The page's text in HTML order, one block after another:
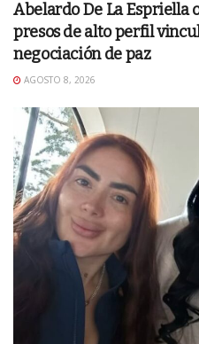
Abelardo De La Espriella
presos de alto perfil
negociación de paz
AGOSTO 8, 2026